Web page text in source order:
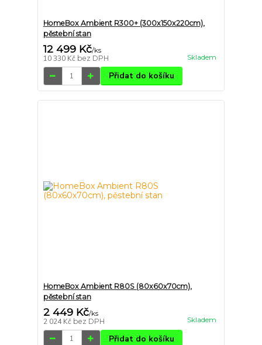
HomeBox Ambient R300+ (300x150x220cm),
pěstební stan
12 499 Kč/ks
10 330 Kč bez DPH Skladem
Přidat do košíku
HomeBox Ambient R80S (80x60x70cm),
pěstební stan
2 449 Kč/ks
2 024 Kč bez DPH Skladem
Přidat do košíku